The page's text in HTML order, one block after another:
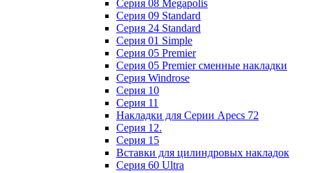
Cерия 08 Megapolis
Cерия 09 Standard
Cерия 24 Standard
Серия 01 Simple
Серия 05 Premier
Серия 05 Premier сменные накладки
Cерия Windrose
Серия 10
Серия 11
Накладки для Серии Apecs 72
Серия 12.
Серия 15
Вставки для цилиндровых накладок
Серия 60 Ultra